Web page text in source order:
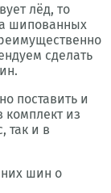
лёд, то
шипованных
сделать
поставить и
комплект из
так и в
шин о